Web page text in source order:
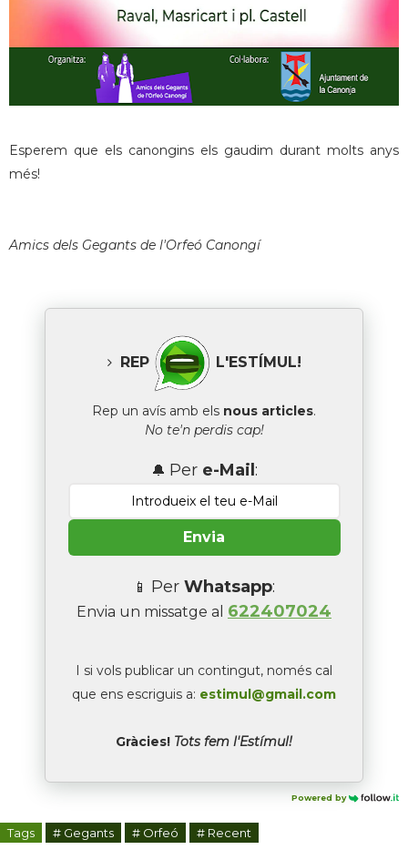
Esperem que els canongins els gaudim durant molts anys
més!
Amics dels Gegants de l'Orfeó Canongí
REP L'ESTÍMUL!
Rep un avís amb els nous articles.
No te'n perdis cap!
🔔 Per e-Mail :
Envia
📱 Per Whatsapp:
Envia un missatge al 622407024
I si vols publicar un contingut, només cal
que ens escriguis a: estimul@gmail.com
Gràcies! Tots fem l'Estímul!
Powered by
Tags # Gegants # Orfeó # Recent